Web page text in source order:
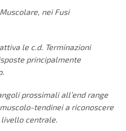
nei Fusi
le c.d. Terminazioni
principalmente
prossimali all’end range
tendinei a riconoscere
livello centrale.